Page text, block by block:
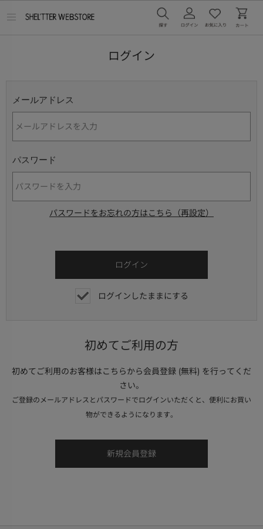
ログイン
メールアドレス
パスワード
パスワードをお忘れの方はこちら（再設定）
ログインしたままにする
初めてご利用の方
初めてご利用のお客様はこちらから会員登録 (無料) を行ってくだ
さい。
ご登録のメールアドレスとパスワードでログインいただくと、便利にお買い
物ができるようになります。